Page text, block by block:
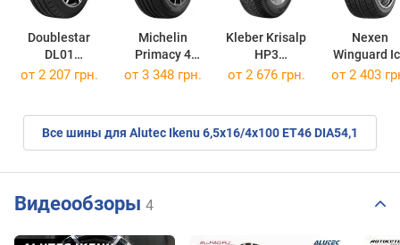
Doublestar
DL01
205/65 R16C 107T
Michelin
Primacy 4
195/55 R16 87H
Kleber Krisalp
HP3
205/55 R16 91H
Nexen
Winguard
205/55 R16
от 2 207 грн. от 3 348 грн. от 2 676 грн. от 2 403
Все шины для Alutec Ikenu 6,5x16/4x100 ET46 DIA54,1
Видеообзоры 4